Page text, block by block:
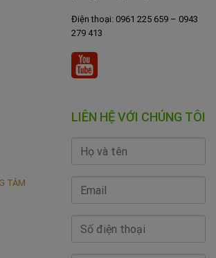
Điện thoại: 0961 225 659 – 0943
279 413
TÂM
LIÊN HỆ VỚI CHÚNG TÔI